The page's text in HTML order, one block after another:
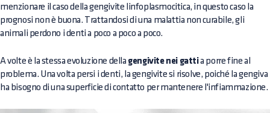
menzionare il caso della gengivite linfoplasmocitica, in questo caso la
prognosi non è buona. Trattandosi di una malattia non curabile, gli
animali perdono i denti a poco a poco a poco.
A volte è la stessa evoluzione della gengivite nei gattia porre fine al
problema. Una volta persi i denti, la gengivite si risolve, poiché la gengiva
ha bisogno di una superficie di contatto per mantenere l'infiammazione.